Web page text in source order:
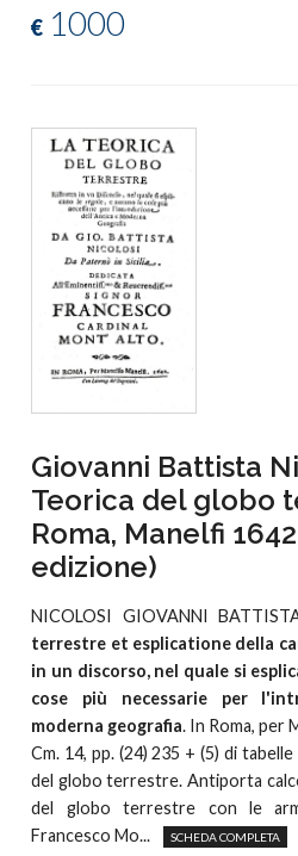
€ 1000
Giovanni Battista
Teorica del globo
Roma, Manelfi
edizione)
NICOLOSI GIOVANNI
terrestre et esplicatione della
in un discorso, nel quale si
cose più necessarie per
moderna geografia. In Roma, per
Cm. 14, pp. (24) 235 + (5) di
del globo terrestre. Antiporta
del globo terrestre con le
Francesco Mo...
SCHEDA COMPLETA